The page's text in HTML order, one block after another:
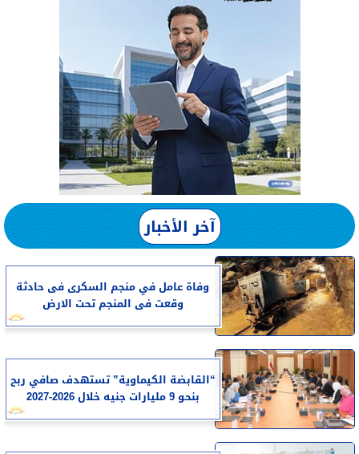
آخر الأخبار
وفاة عامل في منجم السكرى فى حادثة
وقعت فى المنجم تحت الارض
“القابضة الكيماوية” تستهدف صافي ربح
بنحو 9 مليارات جنيه خلال 2026-2027